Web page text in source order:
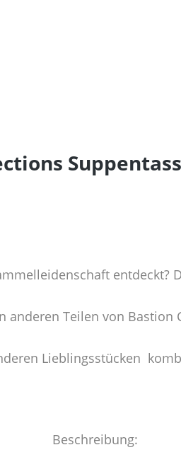
entdeckt?
anderen Teilen von
Lieblingsstücken
Beschreibung: